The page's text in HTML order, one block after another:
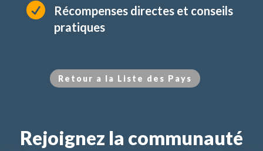

Récompenses directes et conseils
pratiques
Retour a la Liste des Pays
Rejoignez la communauté